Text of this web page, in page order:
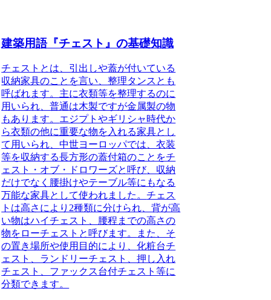
建築用語『チェスト』の基礎知識
チェストとは、引出しや蓋が付いている
収納家具のことを言い、整理タンスとも
呼ばれます。 主に衣類等を整理するのに
用いられ 、普通は木製ですが金属製の物
もあります。 エジプトやギリシャ時代か
ら衣類の他に重要な物を入れる家具とし
て用いられ 、中世ヨーロッパでは、衣装
等を収納する長方形の蓋付箱のことをチ
ェスト・オブ・ドロワーズと呼び、収納
だけでなく腰掛けやテーブル等にもなる
万能な家具として使われました。チェス
トは高さにより2種類に分けられ 、背が高
い物はハイチェスト、腰程までの高さの
物をローチェストと呼びます。
また、そ
の置き場所や使用目的により、化粧台チ
ェスト、ランドリーチェスト、押し入れ
チェスト、ファックス台付チェスト等に
分類できます。